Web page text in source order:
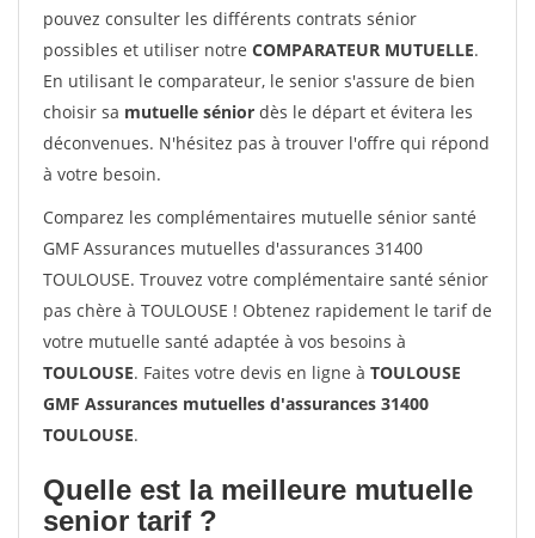
pouvez consulter les différents contrats sénior
possibles et utiliser notre COMPARATEUR MUTUELLE.
En utilisant le comparateur, le senior s'assure de bien
choisir sa mutuelle sénior dès le départ et évitera les
déconvenues. N'hésitez pas à trouver l'offre qui répond
à votre besoin.
Comparez les complémentaires mutuelle sénior santé
GMF Assurances mutuelles d'assurances 31400
TOULOUSE. Trouvez votre complémentaire santé sénior
pas chère à TOULOUSE ! Obtenez rapidement le tarif de
votre mutuelle santé adaptée à vos besoins à
TOULOUSE. Faites votre devis en ligne à TOULOUSE
GMF Assurances mutuelles d'assurances 31400
TOULOUSE.
Quelle est la meilleure mutuelle
senior tarif ?